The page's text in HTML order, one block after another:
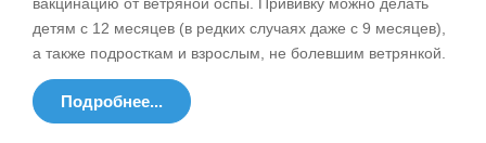
детям с 12 месяцев (в редких случаях даже с 9 месяцев),
а также подросткам и взрослым, не болевшим ветрянкой.
Подробнее...